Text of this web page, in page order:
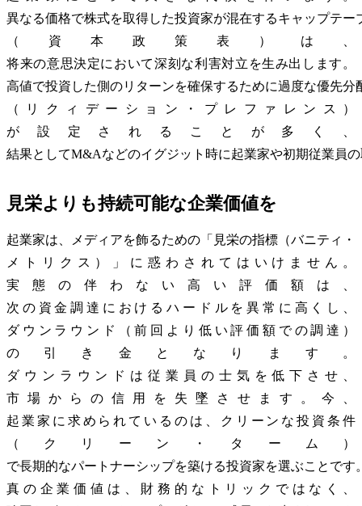
異なる価格で株式を取得した投資家が混在するキャップテー
（資本政策表）は、
将来の意思決定において深刻な利害対立を生み出します。
高値で投資した側のリターンを確保するために過度な優先分
（リクィデーション・プレファレンス）
が設定されることが多く、
結果としてM&Aなどのイグジット時に起業家や初期従業員
見栄よりも持続可能な企業価値を
起業家は、メディアを飾るための「見栄の指標（バニティ・
メトリクス）」に惑わされてはいけません。
実態の伴わない高い評価額は、
次の資金調達におけるハードルを異常に高くし、
ダウンラウンド（前回より低い評価額での調達）
の引き金となります。
ダウンラウンドは従業員の士気を低下させ、
市場からの信用を失墜させます。今、
起業家に求められているのは、クリーンな投資条件
（クリーン・ターム）
で長期的なパートナーシップを築ける投資家を選ぶことです
真の企業価値は、財務的なトリックではなく、